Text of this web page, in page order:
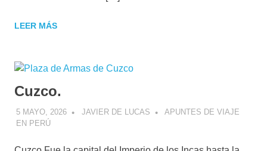
LEER MÁS
Cuzco.
5 MAYO, 2026 JAVIER DE LUCAS
APUNTES DE VIAJE
EN PERÚ